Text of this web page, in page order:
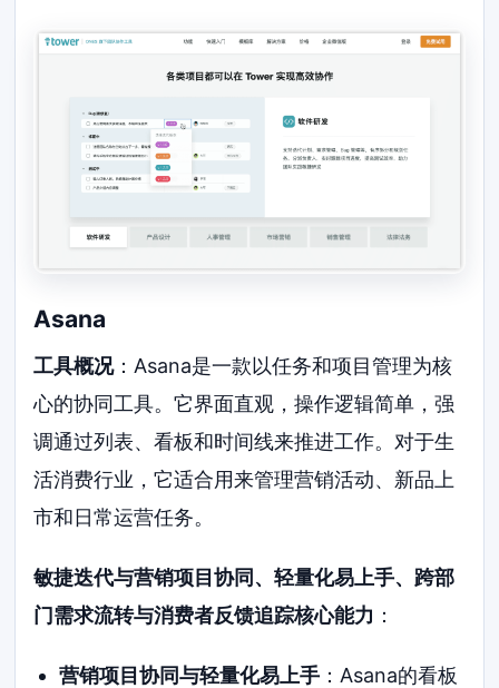
Asana
工具概况：Asana是一款以任务和项目管理为核
心的协同工具。它界面直观，操作逻辑简单，强
调通过列表、看板和时间线来推进工作。对于生
活消费行业，它适合用来管理营销活动、新品上
市和日常运营任务。
敏捷迭代与营销项目协同、轻量化易上手、跨部
门需求流转与消费者反馈追踪核心能力 ：
营销项目协同与轻量化易上手：Asana的看板